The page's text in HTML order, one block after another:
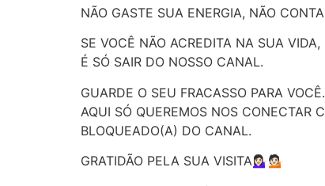
NÃO GASTE SUA ENERGIA, NÃO
SE VOCÊ NÃO ACREDITA NA SUA
É SÓ SAIR DO NOSSO CANAL.
GUARDE O SEU FRACASSO PARA VOCÊ.
AQUI SÓ QUEREMOS NOS CONECTAR
BLOQUEADO(A) DO CANAL.
GRATIDÃO PELA SUA VISITA💁🏻‍♀️💁🏻